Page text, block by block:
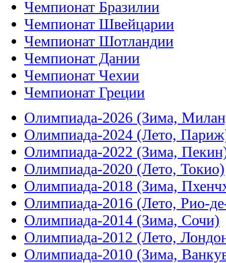
Чемпионат Бразилии
Чемпионат Швейцарии
Чемпионат Шотландии
Чемпионат Дании
Чемпионат Чехии
Чемпионат Греции
Олимпиада-2026 (Зима,
Олимпиада-2024 (Лето,
Олимпиада-2022 (Зима,
Олимпиада-2020 (Лето, Токио)
Олимпиада-2018 (Зима,
Олимпиада-2016 (Лето, Рио-
Олимпиада-2014 (Зима, Сочи)
Олимпиада-2012 (Лето,
Олимпиада-2010 (Зима,